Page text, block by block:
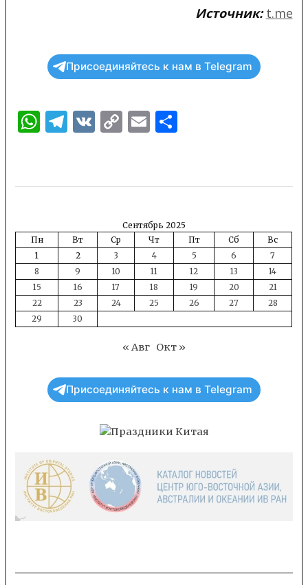
Источник: t.me
Присоединяйтесь к нам в Telegram
WhatsApp
Telegram
VKCopyEmail
Сентябрь 2025
Пн
Вт Ср Чт Пт Сб
Вс
1
2 3 4 5 6
7
8
9 10 11 12 13
14
15
16 17 18 19 20
21
22
23 24 25 26 27
28
29
30
« Авг Окт »
Присоединяйтесь к нам в Telegram